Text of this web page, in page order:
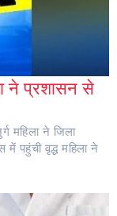
ने प्रशासन से
महिला ने जिला
में पहुंची वृद्ध महिला ने